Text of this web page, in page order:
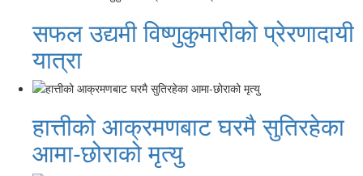
सफल उद्यमी विष्णुकुमारीको प्रेरणादायी
यात्रा
हात्तीको आक्रमणबाट घरमै सुतिरहेका
आमा-छोराको मृत्यु